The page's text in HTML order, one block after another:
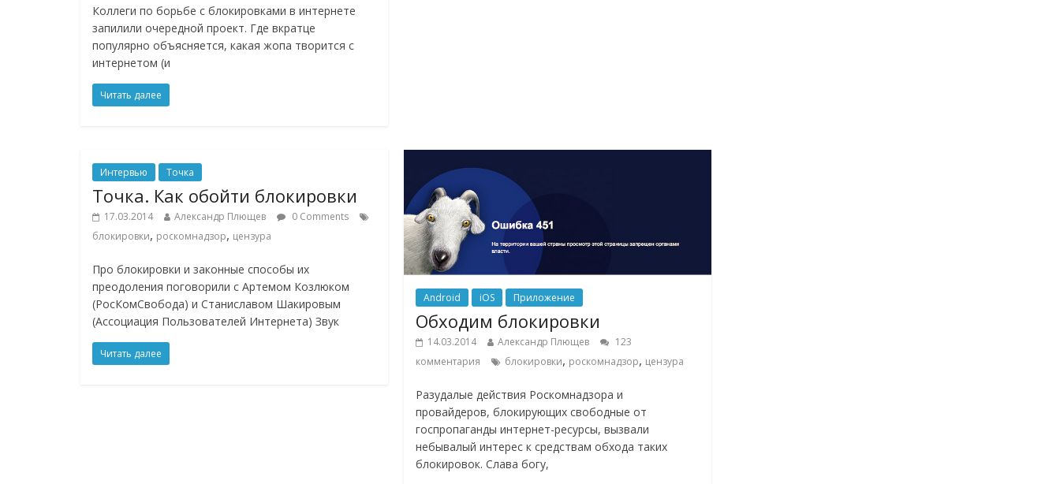
Коллеги по борьбе с блокировками в интернете
запилили очередной проект. Где вкратце
популярно объясняется, какая жопа творится с
интернетом (и
Читать далее
Интервью Точка
Точка. Как обойти блокировки
17.03.2014 Александр Плющев
0 Comments
блокировки, роскомнадзор, цензура
Про блокировки и законные способы их
преодоления поговорили с Артемом Козлюком
(РосКомСвобода) и Станиславом Шакировым
(Ассоциация Пользователей Интернета) Звук
Читать далее
Android iOS Приложение
Обходим блокировки
14.03.2014 Александр Плющев
123
комментария
блокировки, роскомнадзор, цензура
Разудалые действия Роскомнадзора и
провайдеров, блокирующих свободные от
госпропаганды интернет-ресурсы, вызвали
небывалый интерес к средствам обхода таких
блокировок. Слава богу,